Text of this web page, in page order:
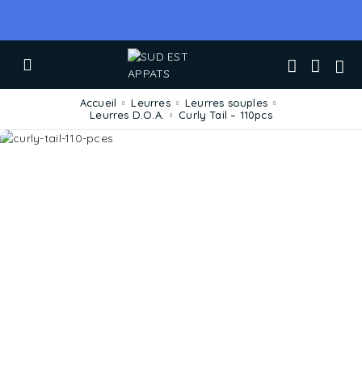
Accueil Leurres
Leurres souples
Leurres D.O.A.
Curly Tail – 110pcs